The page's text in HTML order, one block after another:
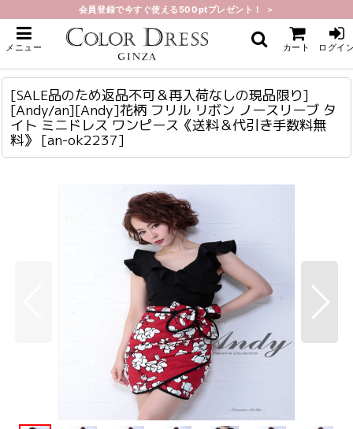
会員登録で今すぐ使える500ptプレゼント！ ＞
メニュー カート ログイ
ホーム > ミニ・ショート
[SALE品のため返品不可＆再入荷なしの現品限り][Andy/an][Andy]花柄 フリル
リボン ノースリーブ タイト ミニドレス ワンピース《送料＆代引き手数料無料》
[SALE品のため返品不可＆再入荷なしの現品限り]
[Andy/an][Andy]花柄 フリル リボン ノースリーブ タ
イト ミニドレス ワンピース《送料＆代引き手数料無
料》 [an-ok2237]